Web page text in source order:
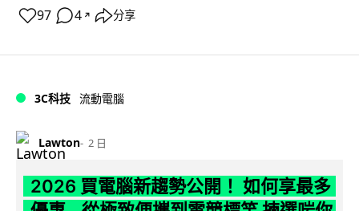
97 4 ↗ 分享
3C科技 流動電腦
Lawton 2 日
2026 買電腦新趨勢公開！ 如何享最多